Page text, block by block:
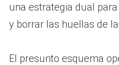
una estrategia dual
y borrar las huellas de
El presunto esquema